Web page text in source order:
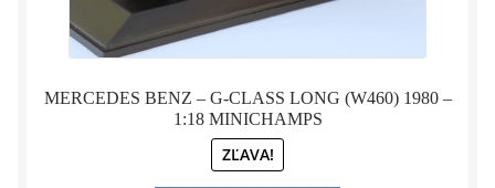
MERCEDES BENZ – G-CLASS LONG (W460) 1980 –
1:18 MINICHAMPS
ZĽAVA!